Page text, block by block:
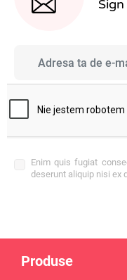
Enim quis fugiat
deserunt aliquip nisi ex
Produse